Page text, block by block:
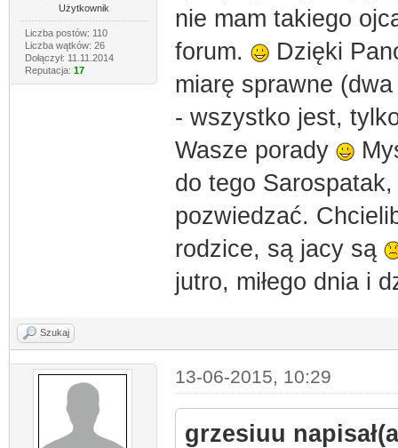
Użytkownik
Liczba postów: 110
Liczba wątków: 26
Dołączył: 11.11.2014
Reputacja: 17
nie mam takiego
forum.
Dzięki
miarę sprawne
- wszystko jest,
Wasze porady
do tego
pozwiedzać.
rodzice, są jacy są
jutro, miłego dnia i
Szukaj
13-06-2015, 10:29
grzesiuu